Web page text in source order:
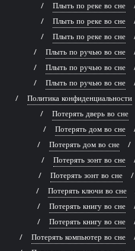
Плыть по реке во сне
Плыть по реке во сне
Плыть по реке во сне
Плыть по ручью во сне
Плыть по ручью во сне
Плыть по ручью во сне
Политика конфиденциальности
Потерять дверь во сне
Потерять дом во сне
Потерять дом во сне
Потерять зонт во сне
Потерять зонт во сне
Потерять ключи во сне
Потерять книгу во сне
Потерять книгу во сне
Потерять компьютер во сне